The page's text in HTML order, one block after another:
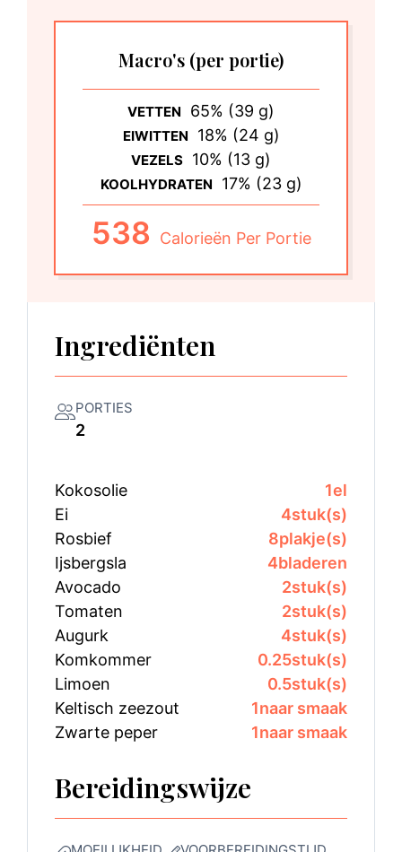
Macro's (per portie)
VETTEN 65% (39 g)
EIWITTEN 18% (24 g)
VEZELS 10% (13 g)
KOOLHYDRATEN 17% (23 g)
538 Calorieën Per Portie
Ingrediënten
PORTIES
2
Kokosolie 1el
Ei
4stuk(s)
Rosbief
8plakje(s)
Ijsbergsla
4bladeren
Avocado
2stuk(s)
Tomaten
2stuk(s)
Augurk
4stuk(s)
Komkommer
0.25stuk(s)
Limoen
0.5stuk(s)
Keltisch zeezout
1naar smaak
Zwarte peper
1naar smaak
Bereidingswijze